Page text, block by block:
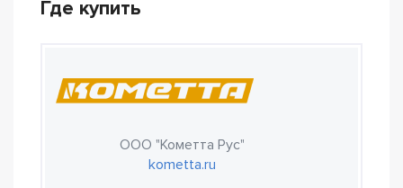
Где купить
ООО "Кометта Рус"
kometta.ru